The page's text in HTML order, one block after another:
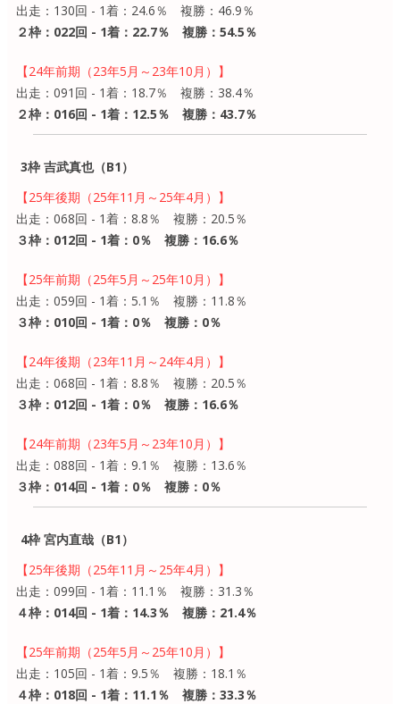
出走：130回 - 1着：24.6％ 複勝：46.9％
２枠：022回 - 1着：22.7％ 複勝：54.5％
【24年前期（23年5月～23年10月）】
出走：091回 - 1着：18.7％ 複勝：38.4％
２枠：016回 - 1着：12.5％ 複勝：43.7％
3枠 吉武真也（B1）
【25年後期（25年11月～25年4月）】
出走：068回 - 1着：8.8％ 複勝：20.5％
３枠：012回 - 1着：0％ 複勝：16.6％
【25年前期（25年5月～25年10月）】
出走：059回 - 1着：5.1％ 複勝：11.8％
３枠：010回 - 1着：0％ 複勝：0％
【24年後期（23年11月～24年4月）】
出走：068回 - 1着：8.8％ 複勝：20.5％
３枠：012回 - 1着：0％ 複勝：16.6％
【24年前期（23年5月～23年10月）】
出走：088回 - 1着：9.1％ 複勝：13.6％
３枠：014回 - 1着：0％ 複勝：0％
4枠 宮内直哉（B1）
【25年後期（25年11月～25年4月）】
出走：099回 - 1着：11.1％ 複勝：31.3％
４枠：014回 - 1着：14.3％ 複勝：21.4％
【25年前期（25年5月～25年10月）】
出走：105回 - 1着：9.5％ 複勝：18.1％
４枠：018回 - 1着：11.1％ 複勝：33.3％